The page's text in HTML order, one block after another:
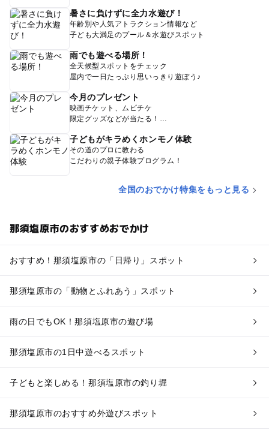
暑さに負けずに全力水遊び！
年齢別や人気アトラクション情報など
子ども大満足のプール＆水遊びスポット
雨でも遊べる場所！
全天候型スポットをチェック
屋内で一日たっぷり思いっきり遊ぼう♪
今月のプレゼント
映画チケット、ムビチケ
限定グッズなどが当たる！
子どもがキラめくホンモノ体験
その道のプロに教わる
こだわりの親子体験プログラム！
全国のおでかけ特集をもっと見る
那須塩原市のおすすめおでかけ
おすすめ！那須塩原市の「日帰り」スポット
那須塩原市の「動物とふれあう」スポット
雨の日でもOK！那須塩原市の遊び場
那須塩原市の1日中遊べるスポット
子どもと楽しめる！那須塩原市の釣り堀
那須塩原市のおすすめ外遊びスポット